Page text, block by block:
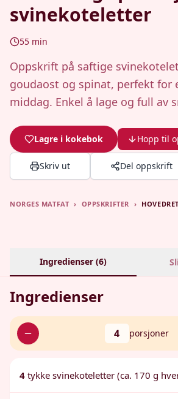
svinekoteletter
55 min
Oppskrift på saftige
goudaost og spinat, perfekt for
middag. Enkel å lage og full av
Lagre i kokebok Hopp til
Skriv ut Del oppskrift
NORGES MATFAT › OPPSKRIFTER ›
Ingredienser (6)
Ingredienser
4 porsjoner
4 tykke svinekoteletter (ca. 170 g